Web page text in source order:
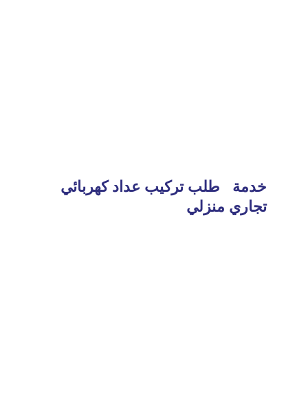
خدمة طلب تركيب عداد كهربائي
تجاري منزلي